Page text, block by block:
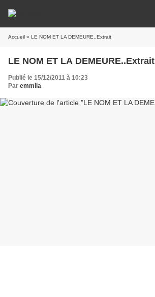
Accueil » LE NOM ET LA DEMEURE..Extrait
LE NOM ET LA DEMEURE..Extrait
Publié le 15/12/2011 à 10:23
Par emmila